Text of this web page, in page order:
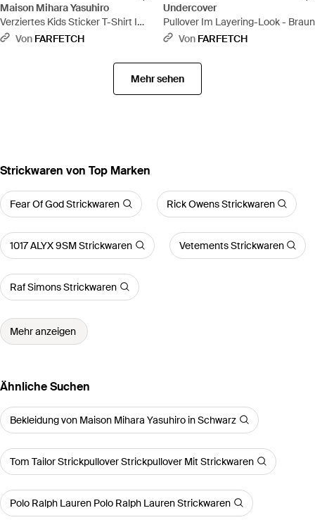
Maison Mihara Yasuhiro
Verziertes Kids Sticker T-Shirt Im
Distressed-Look - Schwarz
Von FARFETCH
Undercover
Pullover Im Layering-Look - Braun
Von FARFETCH
Mehr sehen
Strickwaren von Top Marken
Fear Of God Strickwaren Rick Owens Strickwaren
1017 ALYX 9SM Strickwaren Vetements Strickwaren
Raf Simons Strickwaren
Mehr anzeigen
Ähnliche Suchen
Bekleidung von Maison Mihara Yasuhiro in Schwarz
Tom Tailor Strickpullover Strickpullover Mit Strickwaren
Polo Ralph Lauren Polo Ralph Lauren Strickwaren